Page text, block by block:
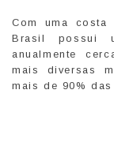
Com uma costa
Brasil possui
anualmente
mais diversas
mais de 90% das